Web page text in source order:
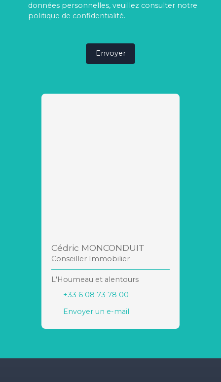
données personnelles, veuillez consulter notre
politique de confidentialité.
Envoyer
Cédric MONCONDUIT
Conseiller Immobilier
L'Houmeau et alentours
+33 6 08 73 78 00
Envoyer un e-mail